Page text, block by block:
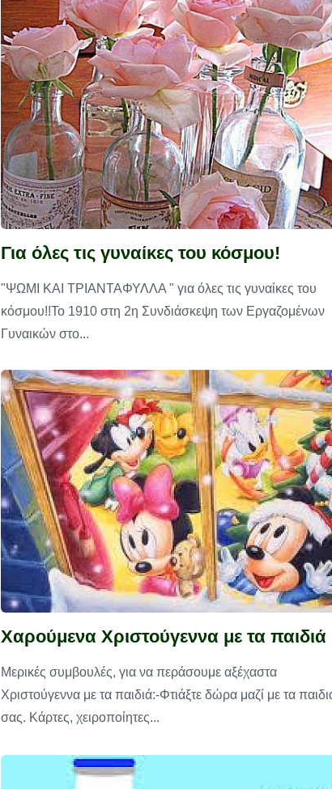
Για όλες τις γυναίκες του κόσμου!
"ΨΩΜΙ ΚΑΙ ΤΡΙΑΝΤΑΦΥΛΛΑ " για όλες τις γυναίκες του
κόσμου!!Το 1910 στη 2η Συνδιάσκεψη των Εργαζομένων
Γυναικών στο...
Χαρούμενα Χριστούγεννα με τα παιδιά
Μερικές συμβουλές, για να περάσουμε αξέχαστα
Χριστούγεννα με τα παιδιά:-Φτιάξτε δώρα μαζί με τα
σας. Κάρτες, χειροποίητες...